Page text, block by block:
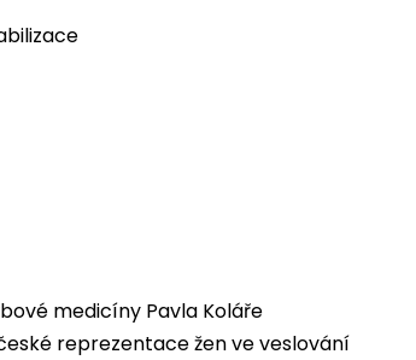
medicíny Pavla Koláře
reprezentace žen ve veslování